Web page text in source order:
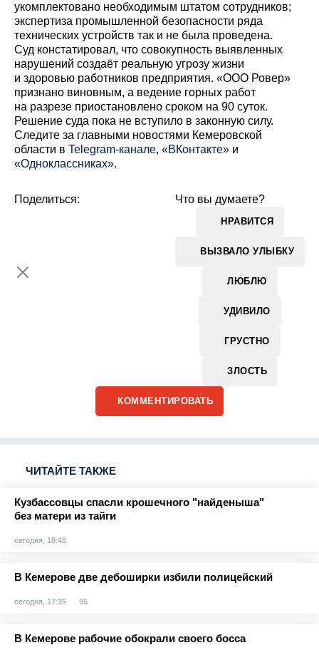
укомплектовано необходимым штатом сотрудников;
экспертиза промышленной безопасности ряда
технических устройств так и не была проведена.
Суд констатировал, что совокупность выявленных
нарушений создаёт реальную угрозу жизни
и здоровью работников предприятия. «ООО Ровер»
признано виновным, а ведение горных работ
на разрезе приостановлено сроком на 90 суток.
Решение суда пока не вступило в законную силу.
Cледите за главными новостями Кемеровской
области в Telegram-канале, «ВКонтакте» и
«Одноклассниках».
Что вы думаете?
НРАВИТСЯ
ВЫЗВАЛО УЛЫБКУ
ЛЮБЛЮ
УДИВИЛО
ГРУСТНО
ЗЛОСТЬ
Поделиться:
КОММЕНТИРОВАТЬ
ЧИТАЙТЕ ТАКЖЕ
Кузбассовцы спасли крошечного "найденыша"
без матери из тайги
сегодня, 18:48
В Кемерове две дебоширки избили полицейский
сегодня, 17:35 95
В Кемерове рабочие обокрали своего босса